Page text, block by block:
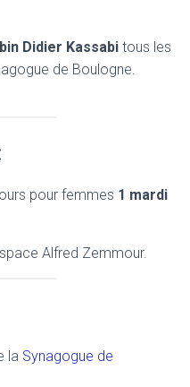
Didier Kassabi tous les
de Boulogne.
pour femmes 1 mardi
Alfred Zemmour.
la Synagogue de